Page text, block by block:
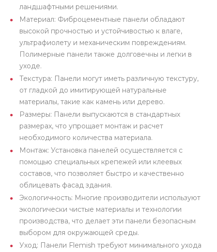
ландшафтными решениями.
Материал: Фиброцементные панели обладают
высокой прочностью и устойчивостью к влаге,
ультрафиолету и механическим повреждениям.
Полимерные панели также долговечны и легки в
уходе.
Текстура: Панели могут иметь различную текстуру,
от гладкой до имитирующей натуральные
материалы, такие как камень или дерево.
Размеры: Панели выпускаются в стандартных
размерах, что упрощает монтаж и расчет
необходимого количества материала.
Монтаж: Установка панелей осуществляется с
помощью специальных крепежей или клеевых
составов, что позволяет быстро и качественно
облицевать фасад здания.
Экологичность: Многие производители используют
экологически чистые материалы и технологии
производства, что делает эти панели безопасным
выбором для окружающей среды.
Уход: Панели Flemish требуют минимального ухода